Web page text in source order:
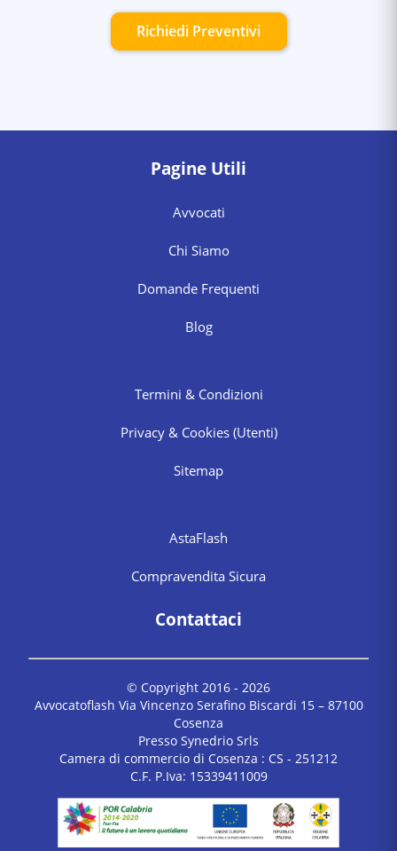
Richiedi Preventivi
Pagine Utili
Avvocati
Chi Siamo
Domande Frequenti
Blog
Termini & Condizioni
Privacy & Cookies (Utenti)
Sitemap
AstaFlash
Compravendita Sicura
Contattaci
© Copyright 2016 - 2026
Avvocatoflash Via Vincenzo Serafino Biscardi 15 – 87100
Cosenza
Presso Synedrio Srls
Camera di commercio di Cosenza : CS - 251212
C.F. P.Iva: 15339411009